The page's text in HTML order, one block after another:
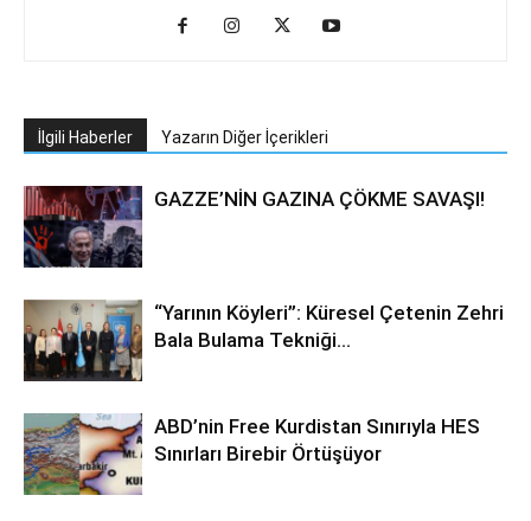
İlgili Haberler Yazarın Diğer İçerikleri
GAZZE’NİN GAZINA ÇÖKME SAVAŞI!
“Yarının Köyleri”: Küresel Çetenin Zehri
Bala Bulama Tekniği…
ABD’nin Free Kurdistan Sınırıyla HES
Sınırları Birebir Örtüşüyor